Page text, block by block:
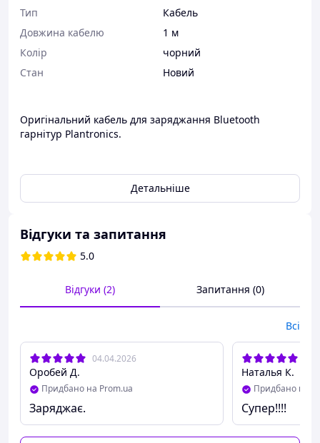
Тип
Кабель
Довжина кабелю
1 м
Колір
чорний
Стан
Новий
Оригінальний кабель для заряджання Bluetooth
гарнітур Plantronics.
Plantronics Discovery 610 / 640 / 645 / 650 / 655 / 665
Plantronics Explorer 320 / 330 / 340 / 350
Plantronics Audio 910 / 920
Детальніше
Відгуки та запитання
5.0
Відгуки (2) Запитання (0)
Всі
04.04.2026
Оробей Д.
Придбано на Prom.ua
Заряджає.
Наталья К.
Придбано на
Супер!!!!